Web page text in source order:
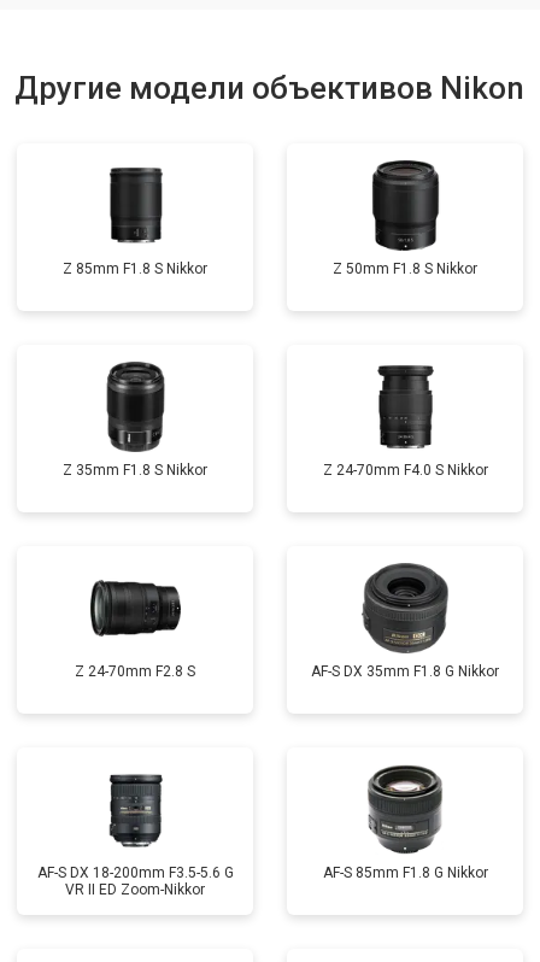
Другие модели объективов Nikon
Z 85mm F1.8 S Nikkor Z 50mm F1.8 S Nikkor
Z 35mm F1.8 S Nikkor Z 24-70mm F4.0 S Nikkor
Z 24-70mm F2.8 S AF-S DX 35mm F1.8 G Nikkor
AF-S DX 18-200mm F3.5-5.6 G
VR II ED Zoom-Nikkor
AF-S 85mm F1.8 G Nikkor